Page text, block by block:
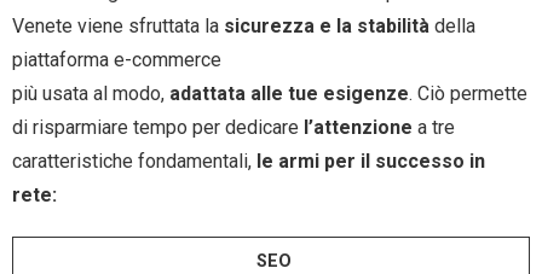
Venete viene sfruttata la sicurezza e la stabilità della
piattaforma e-commerce
più usata al modo, adattata alle tue esigenze. Ciò permette
di risparmiare tempo per dedicare l’attenzione a tre
caratteristiche fondamentali, le armi per il successo in
rete:
SEO